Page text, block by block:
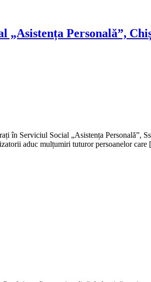
Personală”,
în Serviciul Social „Asistența Personală”,
aduc mulțumiri tuturor persoanelor